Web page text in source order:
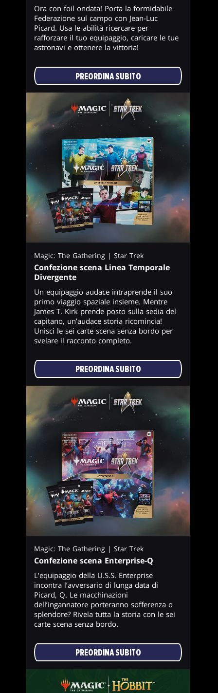
Ora con foil ondata! Porta la formidabile
Federazione sul campo con Jean-Luc
Picard. Usa le abilità ricercare per
rafforzare il tuo equipaggio, caricare le tue
astronavi e ottenere la vittoria!
PREORDINA SUBITO
Magic: The Gathering | Star Trek
Confezione scena Linea Temporale
Divergente
Un equipaggio audace intraprende il suo
primo viaggio spaziale insieme. Mentre
James T. Kirk prende posto sulla sedia del
capitano, un’audace storia ricomincia!
Unisci le sei carte scena senza bordo per
svelare il racconto completo.
PREORDINA SUBITO
Magic: The Gathering | Star Trek
Confezione scena Enterprise-Q
L’equipaggio della U.S.S. Enterprise
incontra l’avversario di lunga data di
Picard, Q. Le macchinazioni
dell’ingannatore porteranno sofferenza o
splendore? Rivela tutta la storia con le sei
carte scena senza bordo.
PREORDINA SUBITO